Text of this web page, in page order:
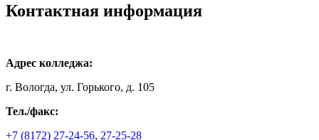
Контактная информация
Адрес колледжа:
г. Вологда, ул. Горького, д. 105
Тел./факс:
+7 (8172) 27-24-56, 27-25-28